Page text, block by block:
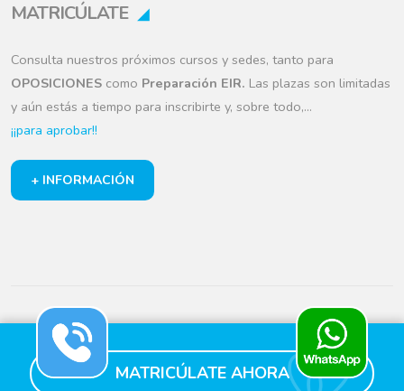
MATRICÚLATE AHORA
MATRICÚLATE
Consulta nuestros próximos cursos y sedes, tanto para
OPOSICIONES como Preparación EIR. Las plazas son limitadas
y aún estás a tiempo para inscribirte y, sobre todo,…
¡¡para aprobar!!
+ INFORMACIÓN
2026 © Oposalud – Todos los derechos reservados.
Aviso Legal
Política de Privacidad Política de Cookies